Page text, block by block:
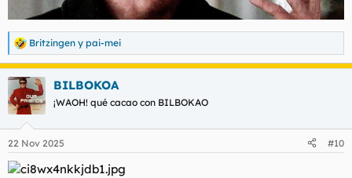
R
e
a
c
c
i
e
s
:
Britzingen y pai-mei
BILBOKOA
¡WAOH! qué cacao con BILBOKAO
22 Nov 2025 #10